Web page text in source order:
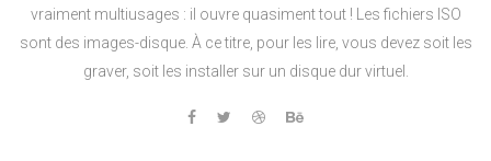
vraiment multiusages : il ouvre quasiment tout ! Les fichiers ISO
sont des images-disque. À ce titre, pour les lire, vous devez soit les
graver, soit les installer sur un disque dur virtuel.